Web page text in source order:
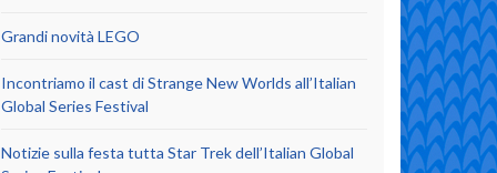
Grandi novità LEGO
Incontriamo il cast di Strange New Worlds all’Italian
Global Series Festival
Notizie sulla festa tutta Star Trek dell’Italian Global